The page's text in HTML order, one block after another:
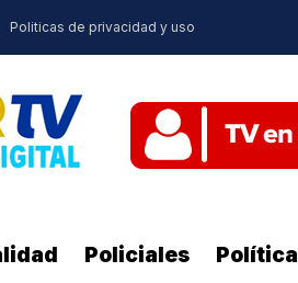
Politicas de privacidad y uso
Policiales Política